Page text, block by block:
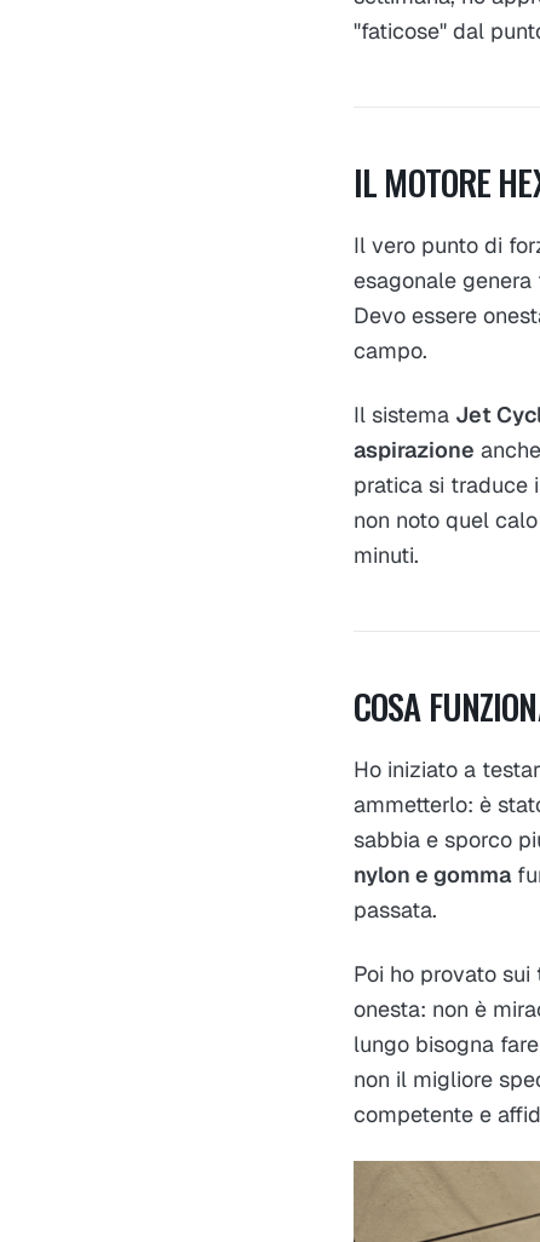
"faticose" dal
IL MOTORE
Il vero punto di
esagonale genera
Devo essere
campo.
Il sistema Jet
aspirazione
pratica si traduce
non noto quel
minuti.
COSA
Ho iniziato a
ammetterlo: è
sabbia e sporco
nylon e gomma
passata.
Poi ho provato sui
onesta: non è
lungo bisogna
non il migliore
competente e